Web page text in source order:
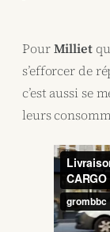
PourMilliet
s’efforcer de
c’est aussi se
leurs